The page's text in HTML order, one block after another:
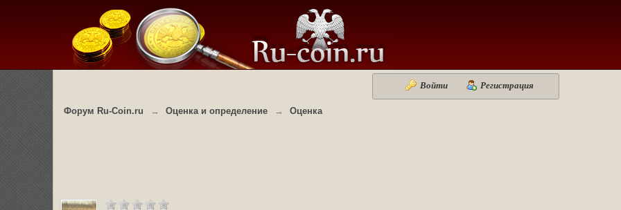
Войти Регистрация
Форум Ru-Coin.ru → Оценка и определение → Оценка